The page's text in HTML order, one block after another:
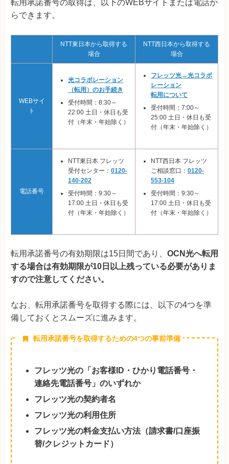
転用承諾番号の取得は、以下のWEBサイトまたは電話か
らできます。
NTT東日本から取得する
場合
NTT西日本から取得する
場合
WEBサイ
ト
光コラボレーション
（転用）のお手続き
受付時間：8:30～
22:00 土日・休日も受
付（年末・年始除く）
フレッツ光→光コラボ
レーション
転用について
受付時間：7:00～
25:00 土日・休日も受
付（年末・年始除く）
電話番号
NTT東日本 フレッツ
受付センター： 0120-
140-202
受付時間：9:30～
17:00 土日・休日も受
付（年末・年始除く）
NTT西日本 フレッツ
ご相談窓口： 0120-
553-104
受付時間：9:30～
17:00 土日・休日も受
付（年末・年始除く）
転用承諾番号の有効期限は15日間であり、 OCN光へ転用
する場合は有効期限が10日以上残っている必要がありま
すので注意してください。
なお、転用承諾番号を取得する際には、以下の4つを準
備しておくとスムーズに進みます。
転用承諾番号を取得するための4つの事前準備
フレッツ光の「お客様ID・ひかり電話番号・
連絡先電話番号」のいずれか
フレッツ光の契約者名
フレッツ光の利用住所
フレッツ光の料金支払い方法（請求書/口座振
替/クレジットカード）